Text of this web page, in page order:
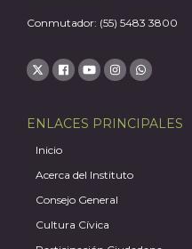
Conmutador: (55) 5483 3800
ENLACES PRINCIPALES
Inicio
Acerca del Instituto
Consejo General
Cultura Cívica